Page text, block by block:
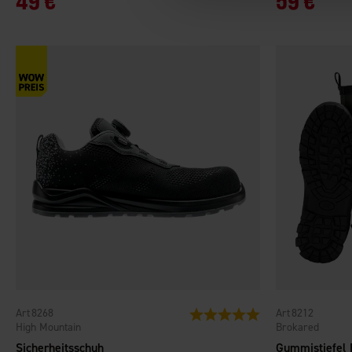
Sicherheitsschuh
High Mountain
8268 Bewertung: 5.0 von 5 Sternen
Gummistiefel
Brokared
8212